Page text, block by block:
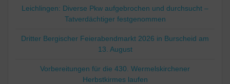
Leichlingen: Diverse Pkw aufgebrochen und durchsucht –
Tatverdächtiger festgenommen
Dritter Bergischer Feierabendmarkt 2026 in Burscheid am
13. August
Vorbereitungen für die 430. Wermelskirchener
Herbstkirmes laufen